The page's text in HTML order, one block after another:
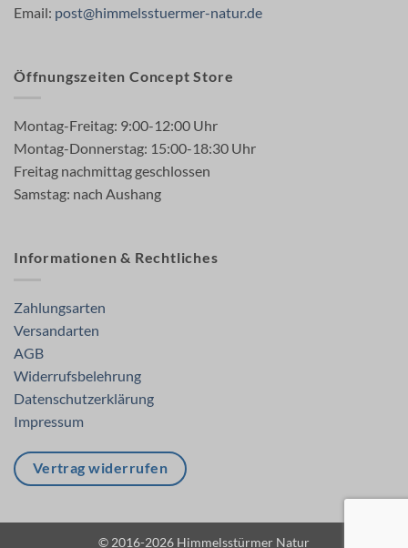
Email: post@himmelsstuermer-natur.de
Öffnungszeiten Concept Store
Montag-Freitag: 9:00-12:00 Uhr
Montag-Donnerstag: 15:00-18:30 Uhr
Freitag nachmittag geschlossen
Samstag: nach Aushang
Informationen & Rechtliches
Zahlungsarten
Versandarten
AGB
Widerrufsbelehrung
Datenschutzerklärung
Impressum
Vertrag widerrufen
© 2016-2026 Himmelsstürmer Natur